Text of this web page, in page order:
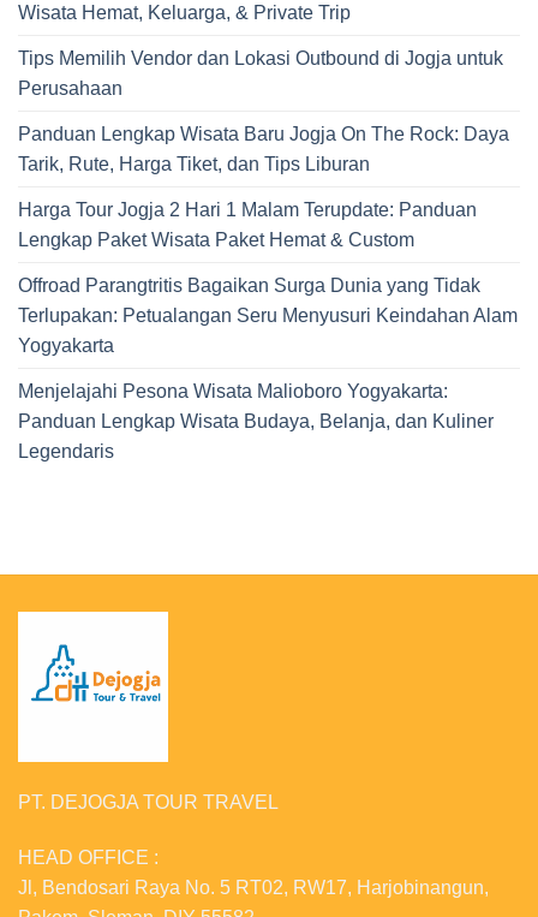
Wisata Hemat, Keluarga, & Private Trip
Tips Memilih Vendor dan Lokasi Outbound di Jogja untuk
Perusahaan
Panduan Lengkap Wisata Baru Jogja On The Rock: Daya
Tarik, Rute, Harga Tiket, dan Tips Liburan
Harga Tour Jogja 2 Hari 1 Malam Terupdate: Panduan
Lengkap Paket Wisata Paket Hemat & Custom
Offroad Parangtritis Bagaikan Surga Dunia yang Tidak
Terlupakan: Petualangan Seru Menyusuri Keindahan Alam
Yogyakarta
Menjelajahi Pesona Wisata Malioboro Yogyakarta:
Panduan Lengkap Wisata Budaya, Belanja, dan Kuliner
Legendaris
PT. DEJOGJA TOUR TRAVEL
HEAD OFFICE :
Jl, Bendosari Raya No. 5 RT02, RW17, Harjobinangun,